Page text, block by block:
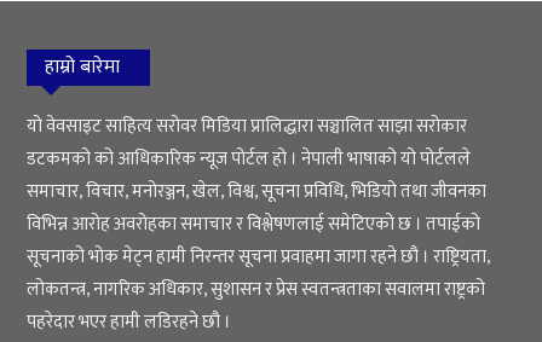
हाम्रो बारेमा
यो वेवसाइट साहित्य सरोवर मिडिया प्रालिद्धारा सञ्चालित साझा सरोकार
डटकमको को आधिकारिक न्यूज पोर्टल हो । नेपाली भाषाको यो पोर्टलले
समाचार, विचार, मनोरञ्जन, खेल, विश्व, सूचना प्रविधि, भिडियो तथा जीवनका
विभिन्न आरोह अवरोहका समाचार र विश्लेषणलाई समेटिएको छ । तपाईको
सूचनाको भोक मेट्न हामी निरन्तर सूचना प्रवाहमा जागा रहने छौ । राष्ट्रियता,
लोकतन्त्र, नागरिक अधिकार, सुशासन र प्रेस स्वतन्त्रताका सवालमा राष्ट्रको
पहरेदार भएर हामी लडिरहने छौ ।